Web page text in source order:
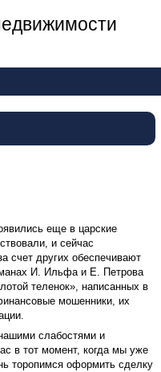
еще в царские
и сейчас
счет других обеспечивают
И. Ильфа и Е. Петрова
теленок», написанных в
мошенники, их
слабостями и
в тот момент, когда мы уже
торопимся оформить сделку